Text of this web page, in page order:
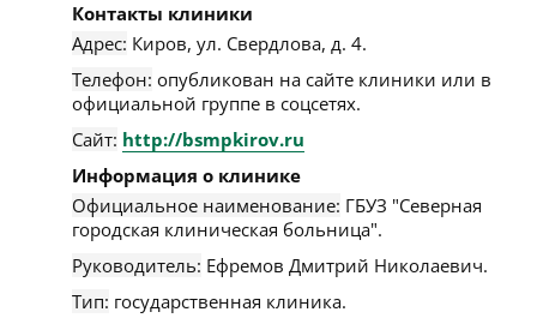
Контакты клиники
Адрес: Киров, ул. Свердлова, д. 4.
Телефон: опубликован на сайте клиники или в
официальной группе в соцсетях.
Сайт: http://bsmpkirov.ru
Информация о клинике
Официальное наименование: ГБУЗ "Северная
городская клиническая больница".
Руководитель: Ефремов Дмитрий Николаевич.
Тип: государственная клиника.